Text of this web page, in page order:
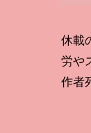
休載
労や
作者